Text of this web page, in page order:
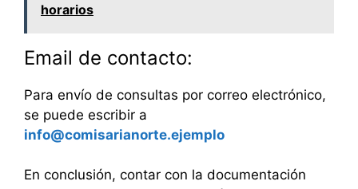
horarios
Email de contacto:
Para envío de consultas por correo electrónico,
se puede escribir a
info@comisarianorte.ejemplo
En conclusión, contar con la documentación